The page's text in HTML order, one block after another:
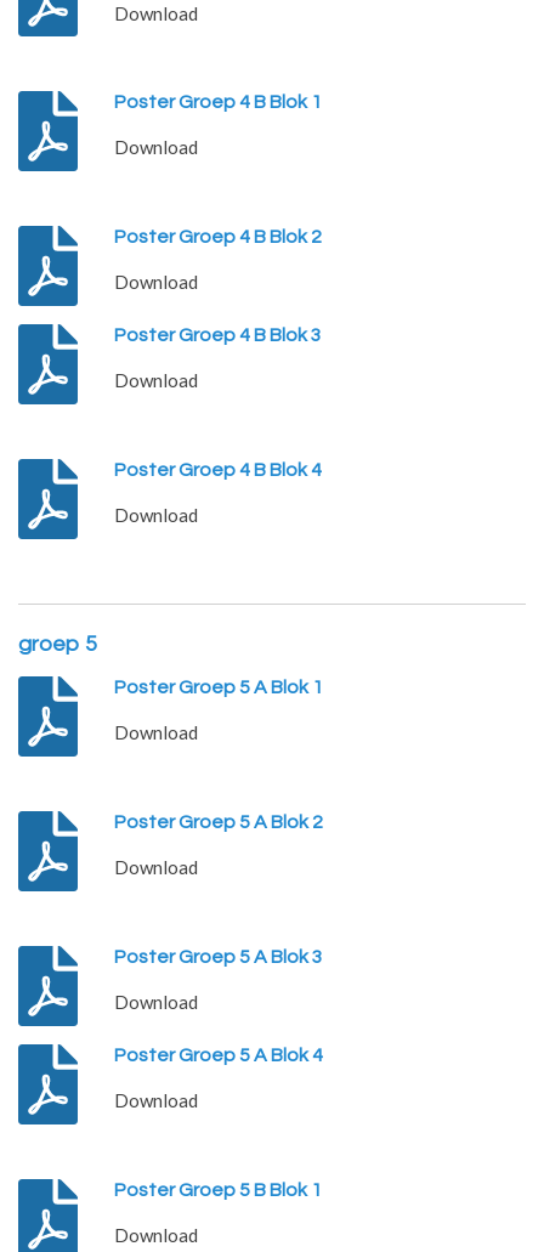
Download
Poster Groep 4 B Blok 1
Download
Poster Groep 4 B Blok 2
Download
Poster Groep 4 B Blok 3
Download
Poster Groep 4 B Blok 4
Download
groep 5
Poster Groep 5 A Blok 1
Download
Poster Groep 5 A Blok 2
Download
Poster Groep 5 A Blok 3
Download
Poster Groep 5 A Blok 4
Download
Poster Groep 5 B Blok 1
Download